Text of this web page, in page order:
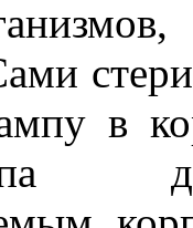
в